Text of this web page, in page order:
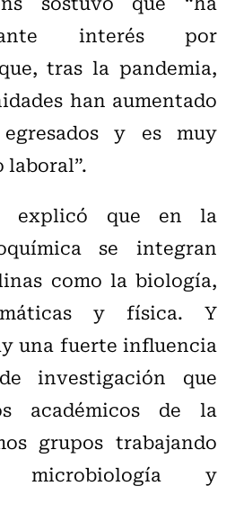
interés por
tras la pandemia,
han aumentado
y es muy
laboral”.
explicó que en la
se integran
como la biología,
y física. Y
una fuerte influencia
investigación que
académicos de la
grupos trabajando
y